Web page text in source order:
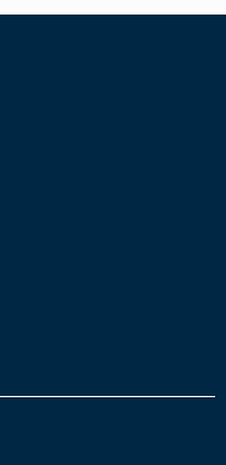
安徽省宣城市宣州区叠嶂西路浪琴售后服务中心（需提前预约）